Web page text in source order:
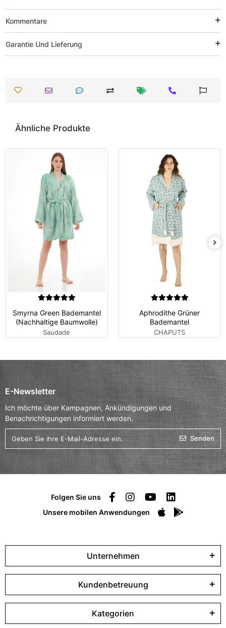
Kommentare
Garantie Und Lieferung
Ähnliche Produkte
Smyrna Green Bademantel
(Nachhaltige Baumwolle)
Saudade
Aphrodithe Grüner
Bademantel
CHAPUTS
E-Newsletter
Ich möchte über Kampagnen, Ankündigungen und
Benachrichtigungen informiert werden.
Senden
Folgen Sie uns
Unsere mobilen Anwendungen
Unternehmen
Kundenbetreuung
Kategorien